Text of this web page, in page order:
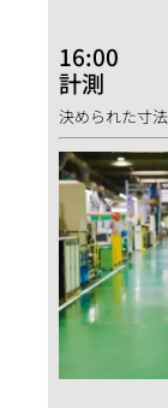
16:00
計測
決められた寸